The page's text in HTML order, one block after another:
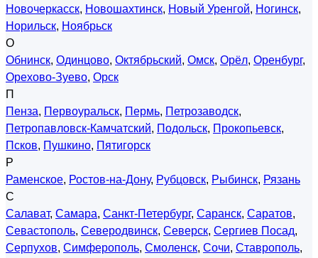
Новочеркасск, Новошахтинск, Новый Уренгой, Ногинск,
Норильск, Ноябрьск
О
Обнинск, Одинцово, Октябрьский, Омск, Орёл, Оренбург,
Орехово-Зуево, Орск
П
Пенза, Первоуральск, Пермь, Петрозаводск,
Петропавловск-Камчатский, Подольск, Прокопьевск,
Псков, Пушкино, Пятигорск
Р
Раменское, Ростов-на-Дону, Рубцовск, Рыбинск, Рязань
С
Салават, Самара, Санкт-Петербург, Саранск, Саратов,
Севастополь, Северодвинск, Северск, Сергиев Посад,
Серпухов, Симферополь, Смоленск, Сочи, Ставрополь,